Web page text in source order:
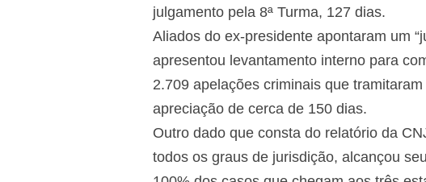
julgamento pela 8ª Turma, 127 dias.
Aliados do ex-presidente apontaram um
apresentou levantamento interno para
2.709 apelações criminais que
apreciação de cerca de 150 dias.
Outro dado que consta do relatório da
todos os graus de jurisdição, alcançou